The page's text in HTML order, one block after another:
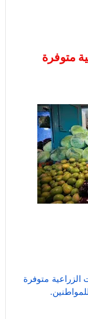
متوفرة
الزراعية متوفرة